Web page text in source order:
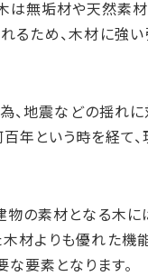
は無垢材や天然素材
るため、木材に強
、地震などの揺れ
年という時を経て
物の素材となる木
材よりも優れた機
要素となります。